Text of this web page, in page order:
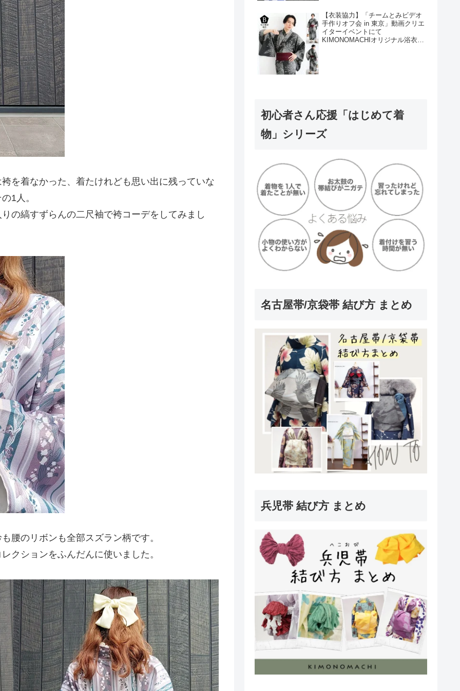
を着なかった、着たけれども思い出に残っていな
1人。
の縞すずらんの二尺袖で袴コーデをしてみまし
腰のリボンも全部スズラン柄です。
クションをふんだんに使いました。
【衣装協力】「チームとみビデオ
手作りオフ会 in 東京」動画クリエ
イターイベントにて
KIMONOMACHIオリジナル浴衣を
初心者さん応援「はじめて着
物」シリーズ
名古屋帯/京袋帯 結び方 まとめ
兵児帯 結び方 まとめ